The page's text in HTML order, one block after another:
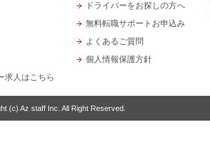
求人はこちら
ドライバーをお探しの方へ
無料転職サポートお申込み
よくあるご質問
個人情報保護方針
(c) Az staff Inc. All Right Reserved.